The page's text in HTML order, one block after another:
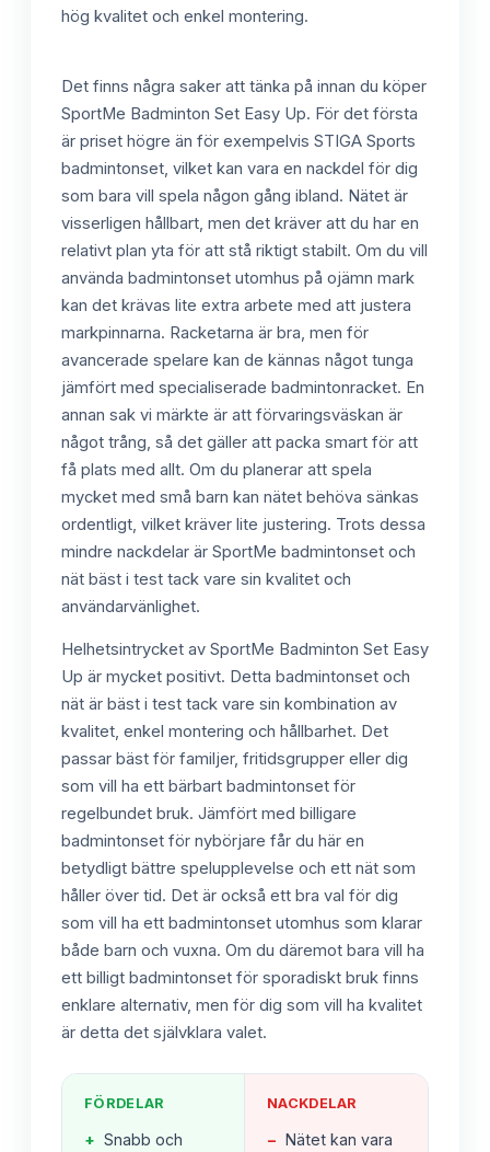
hög kvalitet och enkel montering.
Det finns några saker att tänka på innan du köper
SportMe Badminton Set Easy Up. För det första
är priset högre än för exempelvis STIGA Sports
badmintonset, vilket kan vara en nackdel för dig
som bara vill spela någon gång ibland. Nätet är
visserligen hållbart, men det kräver att du har en
relativt plan yta för att stå riktigt stabilt. Om du vill
använda badmintonset utomhus på ojämn mark
kan det krävas lite extra arbete med att justera
markpinnarna. Racketarna är bra, men för
avancerade spelare kan de kännas något tunga
jämfört med specialiserade badmintonracket. En
annan sak vi märkte är att förvaringsväskan är
något trång, så det gäller att packa smart för att
få plats med allt. Om du planerar att spela
mycket med små barn kan nätet behöva sänkas
ordentligt, vilket kräver lite justering. Trots dessa
mindre nackdelar är SportMe badmintonset och
nät bäst i test tack vare sin kvalitet och
användarvänlighet.
Helhetsintrycket av SportMe Badminton Set Easy
Up är mycket positivt. Detta badmintonset och
nät är bäst i test tack vare sin kombination av
kvalitet, enkel montering och hållbarhet. Det
passar bäst för familjer, fritidsgrupper eller dig
som vill ha ett bärbart badmintonset för
regelbundet bruk. Jämfört med billigare
badmintonset för nybörjare får du här en
betydligt bättre spelupplevelse och ett nät som
håller över tid. Det är också ett bra val för dig
som vill ha ett badmintonset utomhus som klarar
både barn och vuxna. Om du däremot bara vill ha
ett billigt badmintonset för sporadiskt bruk finns
enklare alternativ, men för dig som vill ha kvalitet
är detta det självklara valet.
FÖRDELAR
+ Snabb och
NACKDELAR
− Nätet kan vara